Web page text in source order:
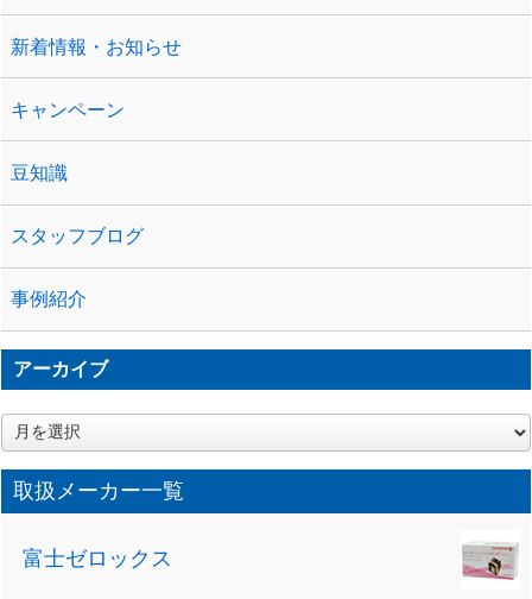
新着情報・お知らせ
キャンペーン
豆知識
スタッフブログ
事例紹介
アーカイブ
ア
ー
カ
イ取扱メーカー一覧
富士ゼロックス